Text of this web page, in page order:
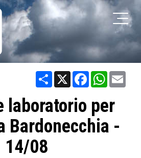
Share X Facebook
laboratorio per
Bardonecchia -
14/08